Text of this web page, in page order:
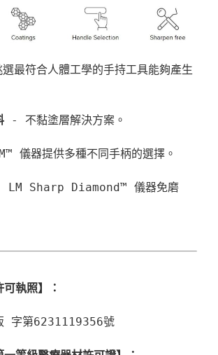
最符合人體工學的手持工具能夠產生
- 不黏塗層解決方案。
儀器提供多種不同手柄的選擇。
Sharp Diamond™ 儀器免磨
可執照】：
字第6231119356號